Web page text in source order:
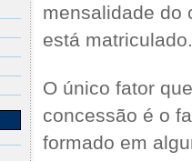
mensalidade do
está matriculado.
O único fator
concessão é o
formado em